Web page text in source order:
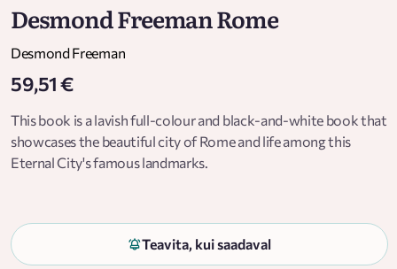
Desmond Freeman Rome
Desmond Freeman
59,51 €
This book is a lavish full-colour and black-and-white book that
showcases the beautiful city of Rome and life among this
Eternal City's famous landmarks.
Teavita, kui saadaval